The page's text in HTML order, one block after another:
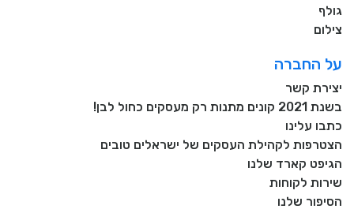
גולף
צילום
על החברה
יצירת קשר
בשנת 2021 קונים מתנות רק מעסקים כחול לבן!
כתבו עלינו
הצטרפות לקהילת העסקים של ישראלים טובים
הגיפט קארד שלנו
שירות לקוחות
הסיפור שלנו